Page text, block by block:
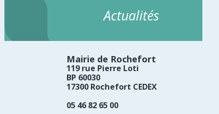
Actualités
Mairie de Rochefort
119 rue Pierre Loti
BP 60030
17300 Rochefort CEDEX
05 46 82 65 00